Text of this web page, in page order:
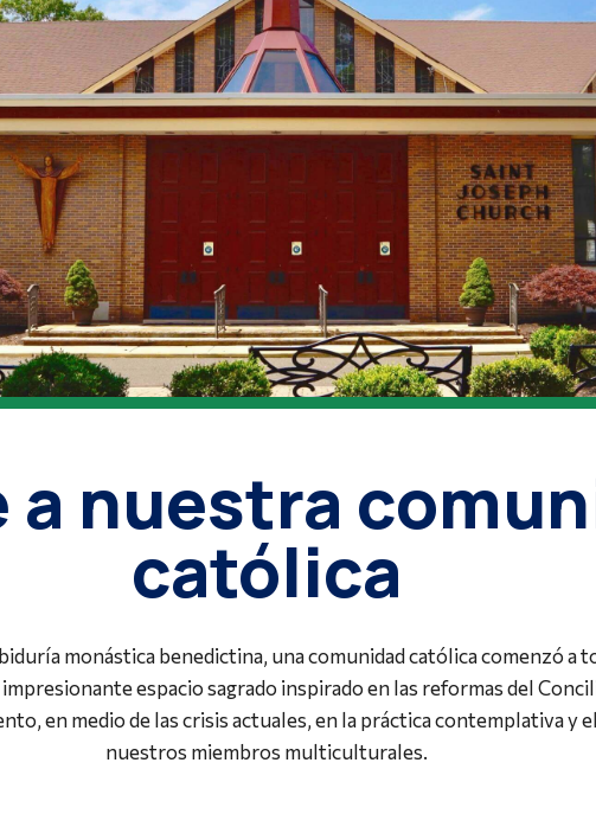
a nuestra
católica
monástica benedictina, una comunidad católica comenzó a
espacio sagrado inspirado en las reformas del
en medio de las crisis actuales, en la práctica contemplativa y
nuestros miembros multiculturales.